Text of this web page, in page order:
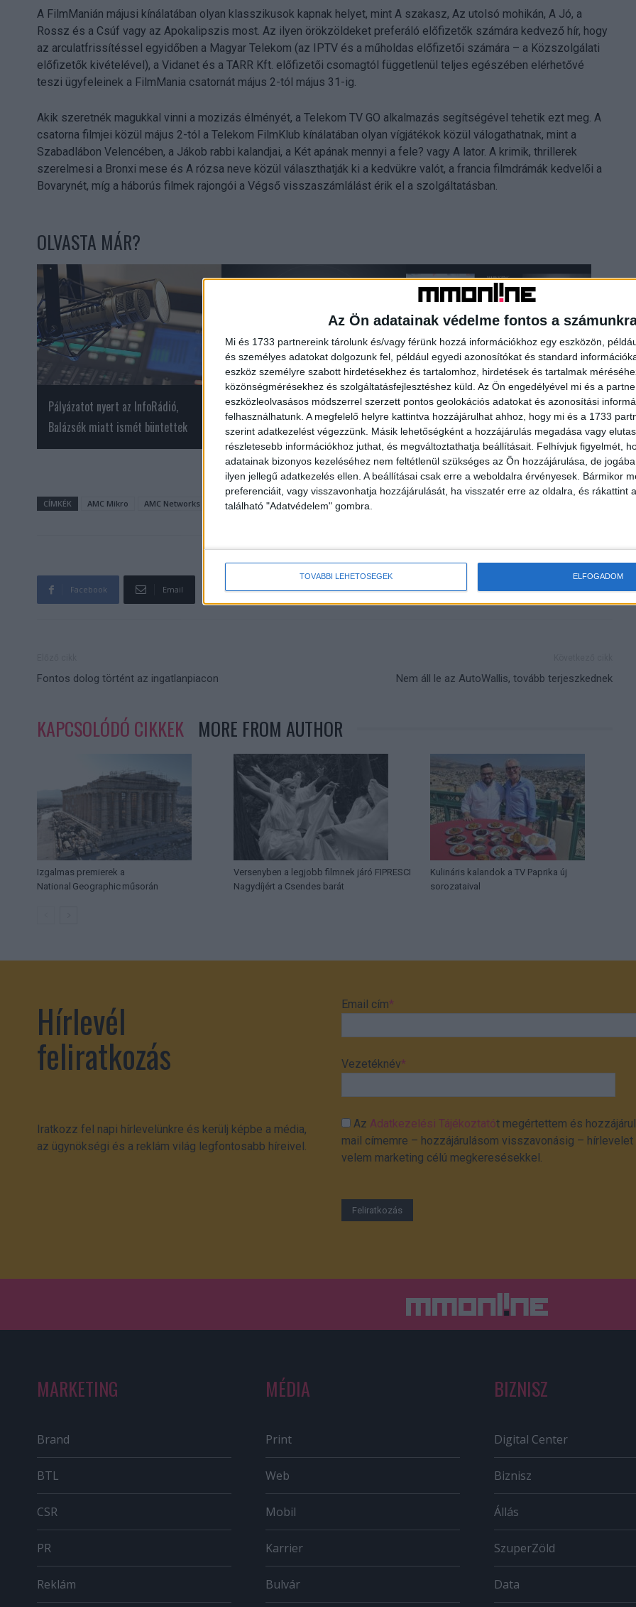
Az Ön adatainak védelme fontos a
Mi és 1733 partnereink tárolunk és/vagy férünk hozzá információkhoz egy eszközön,
és személyes adatokat dolgozunk fel, például egyedi azonosítókat és standard
eszköz személyre szabott hirdetésekhez és tartalomhoz, hirdetések és tartalmak
közönségmérésekhez és szolgáltatásfejlesztéshez küld. Az Ön engedélyével mi és a
eszközleolvasásos módszerrel szerzett pontos geolokációs adatokat és azonosítási
felhasználhatunk. A megfelelő helyre kattintva hozzájárulhat ahhoz, hogy mi és a 1733
szerint adatkezelést végezzünk. Másik lehetőségként a hozzájárulás megadása vagy
részletesebb információkhoz juthat, és megváltoztathatja beállításait. Felhívjuk figyelmét,
adatainak bizonyos kezeléséhez nem feltétlenül szükséges az Ön hozzájárulása, de
ilyen jellegű adatkezelés ellen. A beállításai csak erre a weboldalra érvényesek. Bármikor
preferenciáit, vagy visszavonhatja hozzájárulását, ha visszatér erre az oldalra, és rákattint
található "Adatvédelem" gombra.
TOVÁBBI LEHETŐSÉGEK ELFOGADOM
A FilmManián májusi kínálatában olyan klasszikusok kapnak helyet, mint A szakasz, Az utolsó mohikán, A Jó, a
Rossz és a Csúf vagy az Apokalipszis most. Az ilyen örökzöldeket preferáló előfizetők számára kedvező hír, hogy
az arculatfrissítéssel egyidőben a Magyar Telekom (az IPTV és a műholdas előfizetői számára – a Közszolgálati
előfizetők kivételével), a Vidanet és a TARR Kft. előfizetői csomagtól függetlenül teljes egészében elérhetővé
teszi ügyfeleinek a FilmMania csatornát május 2-tól május 31-ig.
Akik szeretnék magukkal vinni a mozizás élményét, a Telekom TV GO alkalmazás segítségével tehetik ezt meg. A
csatorna filmjei közül május 2-tól a Telekom FilmKlub kínálatában olyan vígjátékok közül válogathatnak, mint a
Szabadlábon Velencében, a Jákob rabbi kalandjai, a Két apának mennyi a fele? vagy A lator. A krimik, thrillerek
szerelmesi a Bronxi mese és A rózsa neve közül választhatják ki a kedvükre valót, a francia filmdrámák kedvelői a
Bovarynét, míg a háborús filmek rajongói a Végső visszaszámlálást érik el a szolgáltatásban.
OLVASTA MÁR?
Pályázatot nyert az InfoRádió,
Balázsék miatt ismét büntettek
Filmbiznisz és tévés reklámpiac a
BrandManiában
A versenyhelyzet előre vigyen, ne
pedig támadólag hasson
CÍMKÉK AMC Mikro AMC Networks FilmMánia John Travolta
Facebook Email
Fontos dolog történt az ingatlanpiacon Nem áll le az AutoWallis, tovább terjeszkednek
KAPCSOLÓDÓ CIKKEK MORE FROM AUTHOR
Izgalmas premierek a
National Geographic műsorán
Versenyben a legjobb filmnek járó FIPRESCI
Nagydíjért a Csendes barát
Kulináris kalandok a TV Paprika új
sorozataival
Hírlevél
feliratkozás
Iratkozz fel napi hírlevelünkre és kerülj képbe a média,
az ügynökségi és a reklám világ legfontosabb híreivel.
Email cím*
Vezetéknév*
Az Adatkezelési Tájékoztatót megértettem és
mail címemre – hozzájárulásom visszavonásig –
velem marketing célú megkeresésekkel.
MARKETING
Brand
BTL
CSR
PR
Reklám
MÉDIA
Print
Web
Mobil
Karrier
Bulvár
BIZNISZ
Digital Center
Biznisz
Állás
SzuperZöld
Data